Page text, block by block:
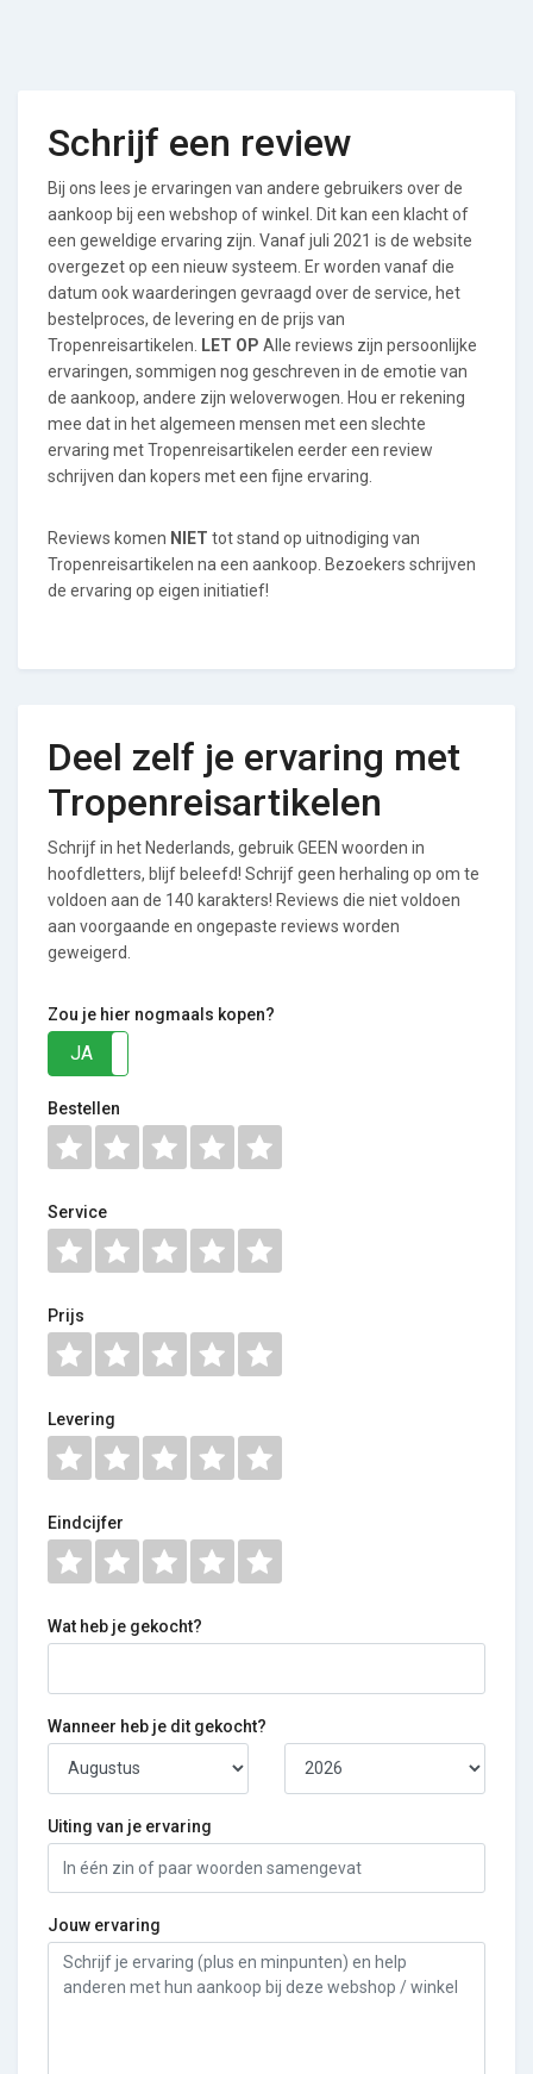
Schrijf een review
Bij ons lees je ervaringen van andere gebruikers over de
aankoop bij een webshop of winkel. Dit kan een klacht of
een geweldige ervaring zijn. Vanaf juli 2021 is de website
overgezet op een nieuw systeem. Er worden vanaf die
datum ook waarderingen gevraagd over de service, het
bestelproces, de levering en de prijs van
Tropenreisartikelen.
LET OP Alle reviews zijn persoonlijke
ervaringen, sommigen nog geschreven in de emotie van
de aankoop, andere zijn weloverwogen. Hou er rekening
mee dat in het algemeen mensen met een slechte
ervaring met Tropenreisartikelen eerder een review
schrijven dan kopers met een fijne ervaring.
Reviews komen NIET tot stand op uitnodiging van
Tropenreisartikelen na een aankoop. Bezoekers schrijven
de ervaring op eigen initiatief!
Deel zelf je ervaring met
Tropenreisartikelen
Schrijf in het Nederlands, gebruik GEEN woorden in
hoofdletters, blijf beleefd! Schrijf geen herhaling op om te
voldoen aan de 140 karakters! Reviews die niet voldoen
aan voorgaande en ongepaste reviews worden
geweigerd.
Zou je hier nogmaals kopen?
JA
Bestellen
Service
Prijs
Levering
Eindcijfer
Wat heb je gekocht?
Wanneer heb je dit gekocht?
Uiting van je ervaring
Jouw ervaring